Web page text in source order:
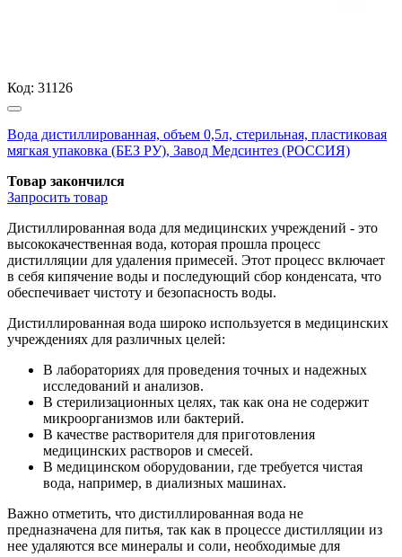
Код: 31126
Вода дистиллированная, объем 0,5л, стерильная, пластиковая
мягкая упаковка (БЕЗ РУ), Завод Медсинтез (РОССИЯ)
Товар закончился
Запросить товар
Дистиллированная вода для медицинских учреждений - это
высококачественная вода, которая прошла процесс
дистилляции для удаления примесей. Этот процесс включает
в себя кипячение воды и последующий сбор конденсата, что
обеспечивает чистоту и безопасность воды.
Дистиллированная вода широко используется в медицинских
учреждениях для различных целей:
В лабораториях для проведения точных и надежных
исследований и анализов.
В стерилизационных целях, так как она не содержит
микроорганизмов или бактерий.
В качестве растворителя для приготовления
медицинских растворов и смесей.
В медицинском оборудовании, где требуется чистая
вода, например, в диализных машинах.
Важно отметить, что дистиллированная вода не
предназначена для питья, так как в процессе дистилляции из
нее удаляются все минералы и соли, необходимые для